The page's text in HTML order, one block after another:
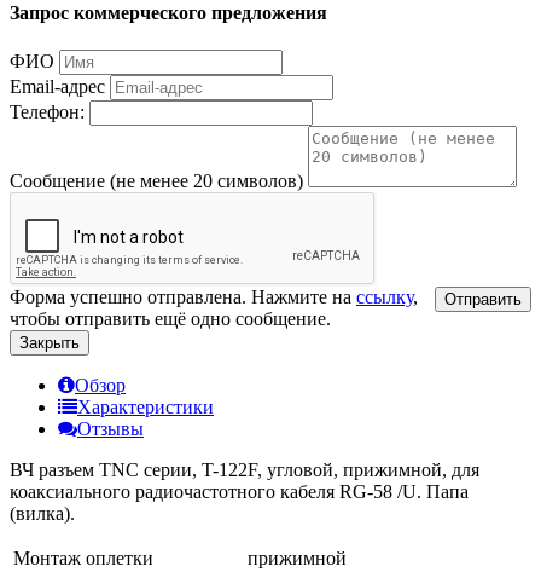
Запрос коммерческого предложения
ФИО
Email-адрес
Телефон:
Сообщение (не менее 20 символов)
Отправить
Форма успешно отправлена. Нажмите на ссылку,
чтобы отправить ещё одно сообщение.
Закрыть
Обзор
Характеристики
Отзывы
ВЧ разъем TNC серии, T-122F, угловой, прижимной, для
коаксиального радиочастотного кабеля RG-58 /U. Папа
(вилка).
Монтаж оплетки
прижимной